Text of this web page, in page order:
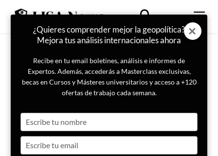
¿Quieres comprender mejor la geopolítica?
Mejora tus análisis internacionales ahora
Recibe en tu email boletines, análisis e informes de
Expertos. Además, accederás a Masterclass exclusivas,
becas en Cursos y Másteres universitarios y acceso a +120
ofertas de trabajo cada semana.
your
name
your